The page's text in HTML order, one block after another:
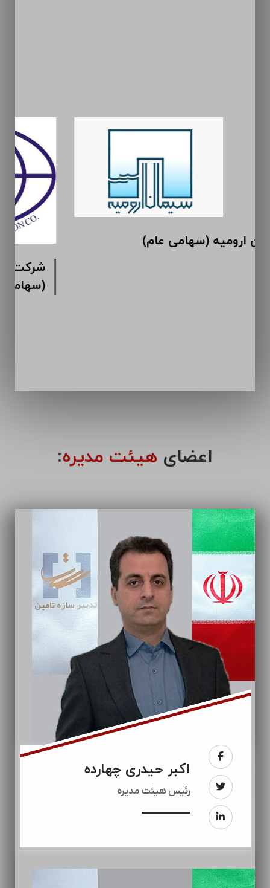
سیمان ارومیه (سهامی عام)
اعضای هیئت مدیره:
اکبر حیدری چهارده
رئيس هیئت مدیره